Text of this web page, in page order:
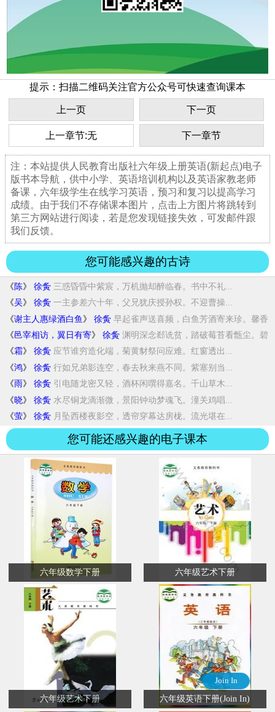
提示：扫描二维码关注官方公众号可快速查询课本
上一页 下一页
上一章节:无 下一章节
注：本站提供人民教育出版社六年级上册英语(新起点)电子
版书本导航，供中小学、英语培训机构以及英语家教老师
备课，六年级学生在线学习英语，预习和复习以提高学习
成绩。由于我们不存储课本图片，点击上方图片将跳转到
第三方网站进行阅读，若是您发现链接失效，可发邮件跟
我们反馈。
您可能感兴趣的古诗
《 陈》 徐夤 三惑昏昏中紫宸，万机抛却醉临春。书中不礼...
《吴》 徐夤 一主参差六十年，父兄犹庆授孙权。不迎曹操...
《谢主人惠绿酒白鱼 》 徐夤 早起雀声送喜频，白鱼芳酒寄来珍。馨香
乍揭...
《邑宰相访，翼日有寄》 徐夤 渊明深念郄诜贫，踏破莓苔看甑尘。碧
沼共攀...
《霜》 徐夤 应节谁穷造化端，菊黄豺祭问应难。红窗透出...
《鸿》 徐夤 行如兄弟影连空，春去秋来燕不同。紫塞别当...
《雨》 徐夤 引电随龙密又轻，酒杯闲噀得嘉名。千山草木...
《晓》 徐夤 水尽铜龙滴渐微，景阳钟动梦魂飞。潼关鸡唱...
《萤》 徐夤 月坠西楼夜影空，透帘穿幕达房栊。流光堪在...
您可能还感兴趣的电子课本
六年级数学下册 六年级艺术下册
六年级艺术下册
Join In
六年级英语下册(Join In)